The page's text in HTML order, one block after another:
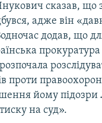
сказав, що
адже він
додав, що
прокуратура
проти
йому
на суд».